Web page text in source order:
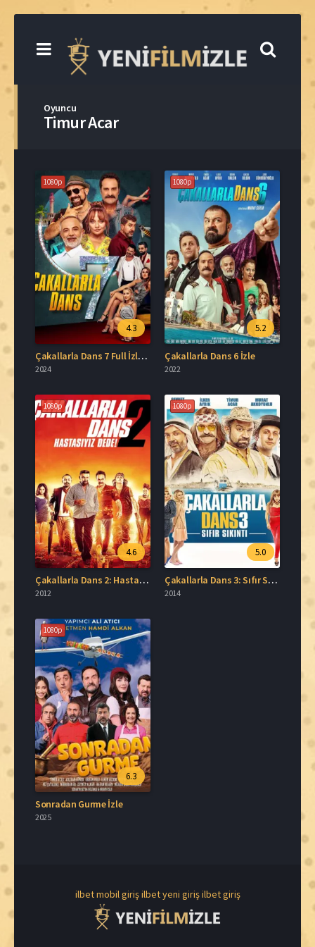
Oyuncu
Timur Acar
1080p
4.3
Çakallarla Dans 7 Full İzle HD
2024
1080p
5.2
Çakallarla Dans 6 İzle
2022
1080p
4.6
Çakallarla Dans 2: Hastasıyız Dede Full Hd İzle
2012
1080p
5.0
Çakallarla Dans 3: Sıfır Sıkıntı İzle
2014
1080p
6.3
Sonradan Gurme İzle
2025
ilbet mobil girişilbet yeni girişilbet giriş